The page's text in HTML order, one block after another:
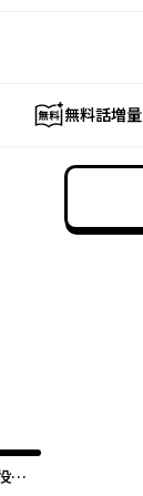
無料話増量
王